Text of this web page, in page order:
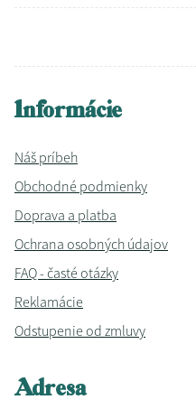
Informácie
Náš príbeh
Obchodné podmienky
Doprava a platba
Ochrana osobných údajov
FAQ - časté otázky
Reklamácie
Odstupenie od zmluvy
Adresa